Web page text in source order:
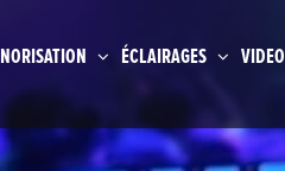
ÉCLAIRAGES VIDEO